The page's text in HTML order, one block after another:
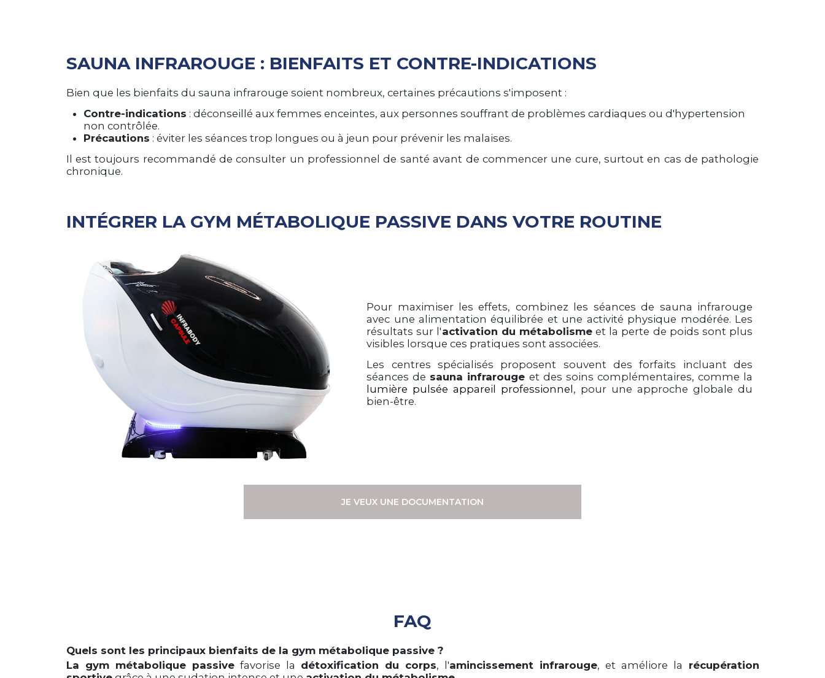
SAUNA INFRAROUGE : BIENFAITS ET CONTRE-INDICATIONS
Bien que les bienfaits du sauna infrarouge soient nombreux, certaines précautions s'imposent :
Contre-indications : déconseillé aux femmes enceintes, aux personnes souffrant de problèmes cardiaques ou d'hypertension
non contrôlée.
Précautions : éviter les séances trop longues ou à jeun pour prévenir les malaises.
Il est toujours recommandé de consulter un professionnel de santé avant de commencer une cure, surtout en cas de pathologie
chronique.
INTÉGRER LA GYM MÉTABOLIQUE PASSIVE DANS VOTRE ROUTINE
Pour maximiser les effets, combinez les séances de sauna infrarouge
avec une alimentation équilibrée et une activité physique modérée. Les
résultats sur l'activation du métabolismeet la perte de poids sont plus
visibles lorsque ces pratiques sont associées.
Les centres spécialisés proposent souvent des forfaits incluant des
séances de sauna infrarouge et des soins complémentaires, comme la
lumière pulsée appareil professionnel , pour une approche globale du
bien-être.
JE VEUX UNE DOCUMENTATION
FAQ
Quels sont les principaux bienfaits de la gym métabolique passive ?
La gym métabolique passivefavorise la détoxification du corps, l'amincissement infrarouge, et améliore la récupération